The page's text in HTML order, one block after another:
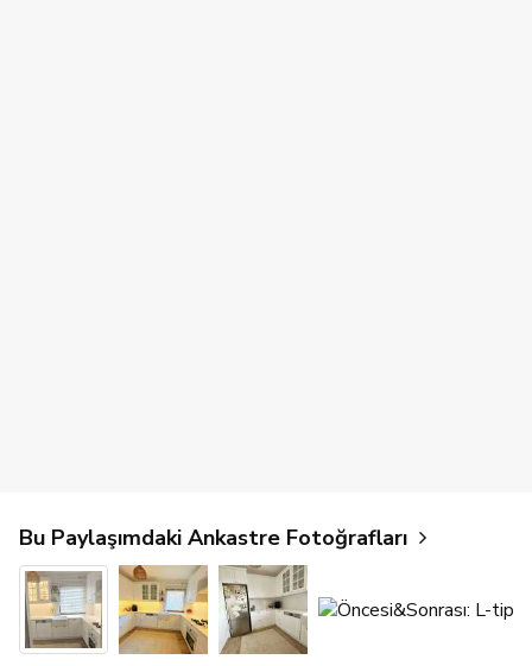
Bu Paylaşımdaki Ankastre Fotoğrafları